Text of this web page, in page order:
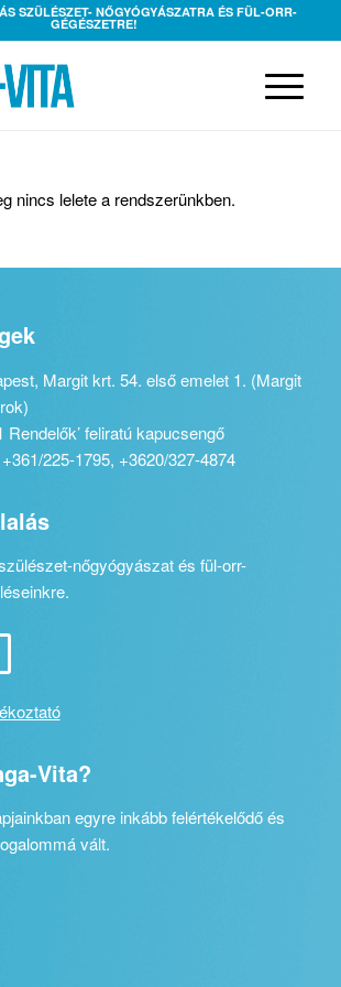
SZÜLÉSZET- NŐGYÓGYÁSZATRA ÉS FÜL-ORR-
GÉGÉSZETRE!
nincs lelete a rendszerünkben.
Margit krt. 54. első emelet 1. (Margit
Rendelők’ feliratú kapucsengő
+361/225-1795, +3620/327-4874
nőgyógyászat és fül-orr-
Vita?
egyre inkább felértékelődő és
vált.